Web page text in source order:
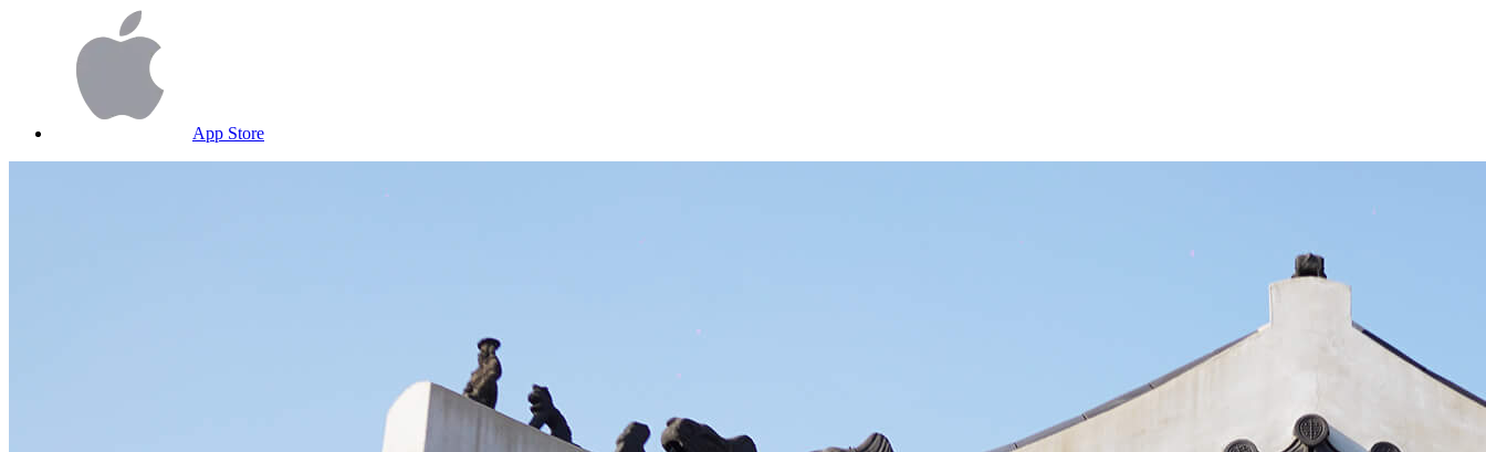
App Store